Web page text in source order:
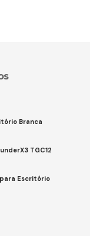
Branca
TGC12
Escritório